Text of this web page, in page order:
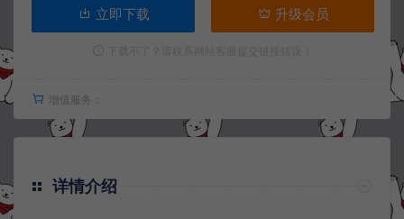
立即下载 升级会员
增值服务：
详情介绍